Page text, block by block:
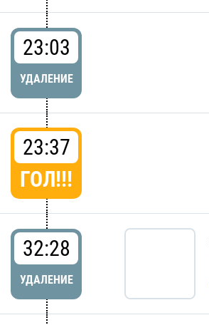
23:03
УДАЛЕНИЕ
23:37
ГОЛ!!!
32:28
УДАЛЕНИЕ